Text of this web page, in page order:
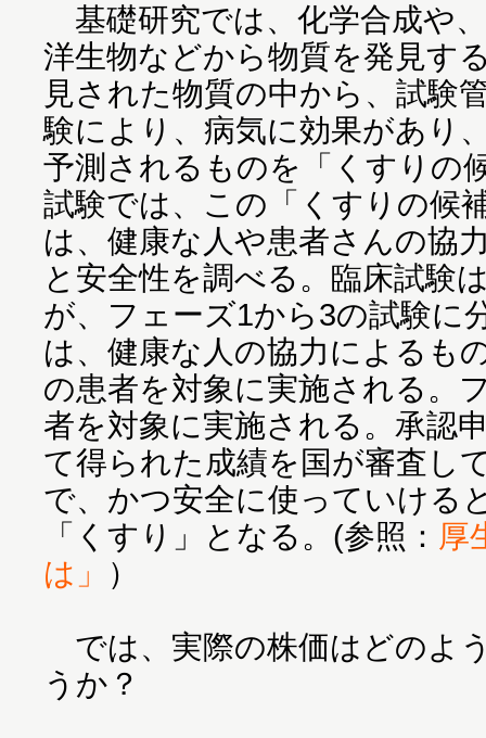
基礎研究では、化学合成や
洋生物などから物質を発見す
見された物質の中から、試験
験により、病気に効果があり
予測されるものを「くすりの
試験では、この「くすりの候
は、健康な人や患者さんの協
と安全性を調べる。臨床試験
が、フェーズ1から3の試験に
は、健康な人の協力によるも
の患者を対象に実施される。
者を対象に実施される。承認
て得られた成績を国が審査し
で、かつ安全に使っていける
「くすり」となる。(参照： 厚
は」
）
では、実際の株価はどのよ
うか？